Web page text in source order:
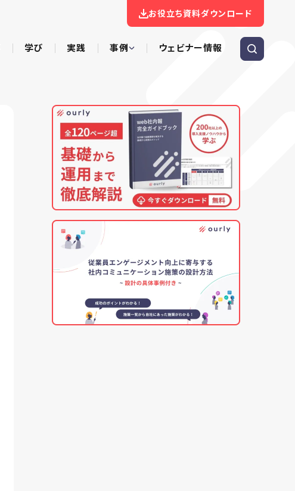
お役立ち資料ダウンロード
学び 実践 事例 ウェビナー情報